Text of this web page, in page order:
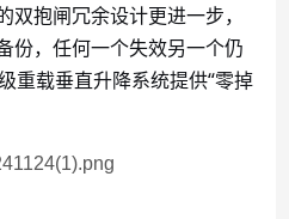
抱闸冗余设计更进一步，
份，任何一个失效另一个仍
重载垂直升降系统提供“零掉